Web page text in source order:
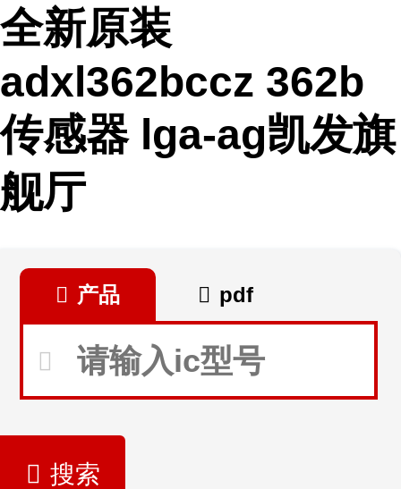
全新原装
adxl362bccz 362b
传感器 lga-ag凯发旗
舰厅
产品 pdf
搜索